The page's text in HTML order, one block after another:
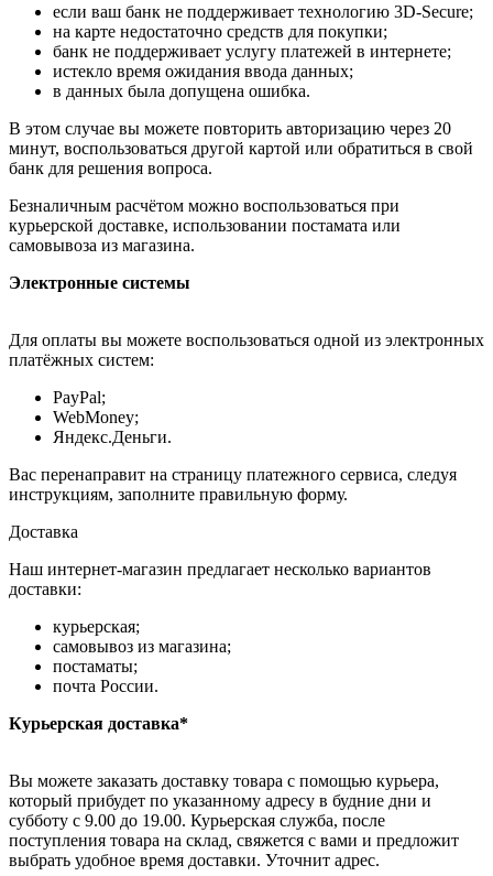
если ваш банк не поддерживает технологию 3D-Secure;
на карте недостаточно средств для покупки;
банк не поддерживает услугу платежей в интернете;
истекло время ожидания ввода данных;
в данных была допущена ошибка.
В этом случае вы можете повторить авторизацию через 20
минут, воспользоваться другой картой или обратиться в свой
банк для решения вопроса.
Безналичным расчётом можно воспользоваться при
курьерской доставке, использовании постамата или
самовывоза из магазина.
Электронные системы
Для оплаты вы можете воспользоваться одной из электронных
платёжных систем:
PayPal;
WebMoney;
Яндекс.Деньги.
Вас перенаправит на страницу платежного сервиса, следуя
инструкциям, заполните правильную форму.
Доставка
Наш интернет-магазин предлагает несколько вариантов
доставки:
курьерская;
самовывоз из магазина;
постаматы;
почта России.
Курьерская доставка*
Вы можете заказать доставку товара с помощью курьера,
который прибудет по указанному адресу в будние дни и
субботу с 9.00 до 19.00. Курьерская служба, после
поступления товара на склад, свяжется с вами и предложит
выбрать удобное время доставки. Уточнит адрес.